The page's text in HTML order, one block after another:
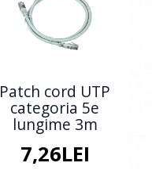
Patch cord UTP
categoria 5e
lungime 3m
7,26LEI